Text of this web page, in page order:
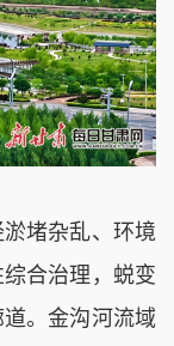
堵杂乱、环境
合治理，蜕变
。金沟河流域